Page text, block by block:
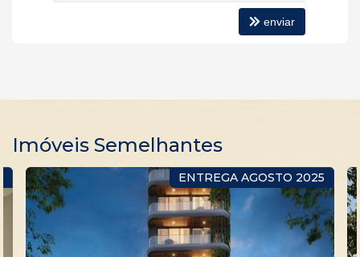
enviar
Imóveis Semelhantes
ENTREGA AGOSTO 2025